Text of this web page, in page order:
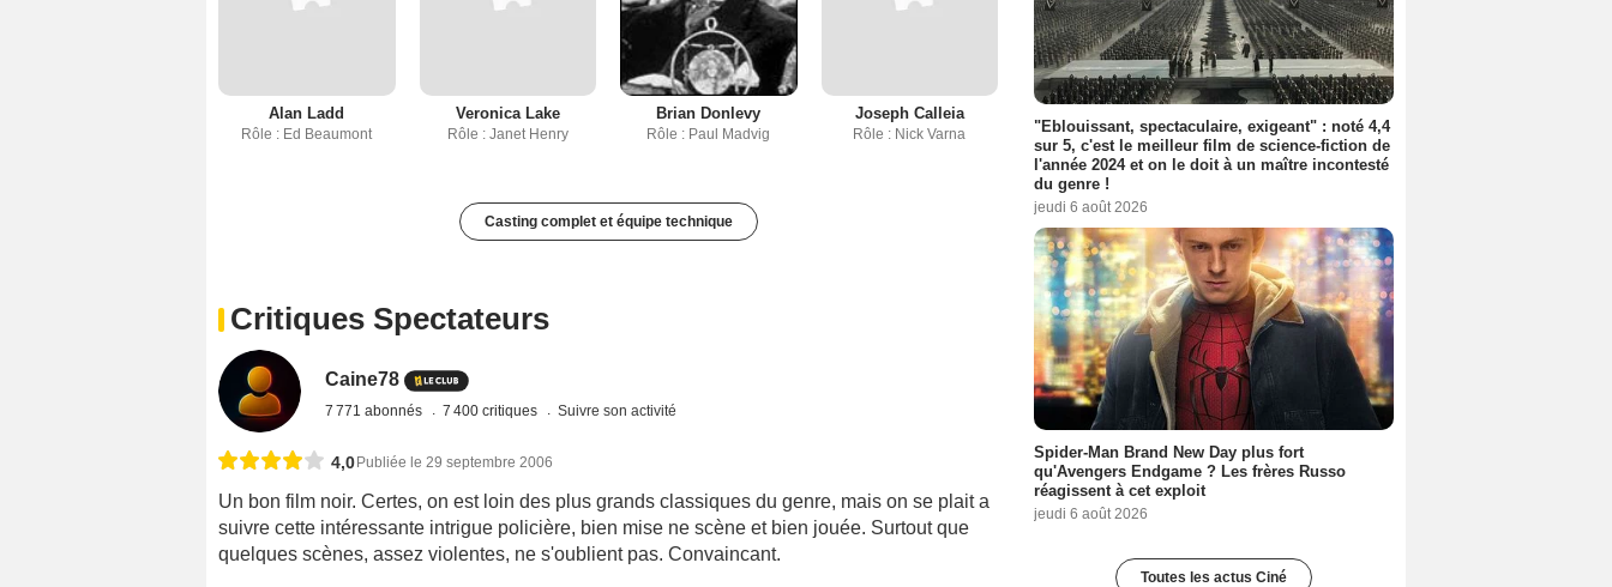
Alan Ladd
Rôle : Ed Beaumont
Veronica Lake
Rôle : Janet Henry
Brian Donlevy
Rôle : Paul Madvig
Joseph Calleia
Rôle : Nick Varna
Casting complet et équipe technique
Critiques Spectateurs
Caine78
7 771 abonnés 7 400 critiques Suivre son activité
4,0 Publiée le 29 septembre 2006
Un bon film noir. Certes, on est loin des plus grands classiques du genre, mais on se plait a
suivre cette intéressante intrigue policière, bien mise ne scène et bien jouée. Surtout que
quelques scènes, assez violentes, ne s'oublient pas. Convaincant.
"Eblouissant, spectaculaire, exigeant" : noté 4,4
sur 5, c'est le meilleur film de science-fiction de
l'année 2024 et on le doit à un maître incontesté
du genre !
jeudi 6 août 2026
Spider-Man Brand New Day plus fort
qu'Avengers Endgame ? Les frères Russo
réagissent à cet exploit
jeudi 6 août 2026
Toutes les actus Ciné